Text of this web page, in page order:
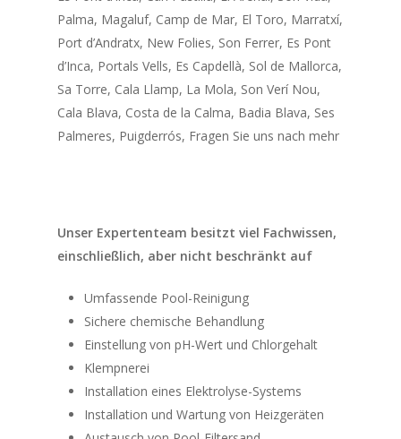
Palma, Magaluf, Camp de Mar, El Toro, Marratxí,
Port d’Andratx, New Folies, Son Ferrer, Es Pont
d’Inca, Portals Vells, Es Capdellà, Sol de Mallorca,
Sa Torre, Cala Llamp, La Mola, Son Verí Nou,
Cala Blava, Costa de la Calma, Badia Blava, Ses
Palmeres, Puigderrós, Fragen Sie uns nach mehr
Unser Expertenteam besitzt viel Fachwissen,
einschließlich, aber nicht beschränkt auf
Umfassende Pool-Reinigung
Sichere chemische Behandlung
Einstellung von pH-Wert und Chlorgehalt
Klempnerei
Installation eines Elektrolyse-Systems
Installation und Wartung von Heizgeräten
Reinigung |
auf Mallorca
Poolservice Mallorca
Gartenservice
Reparaturen &
Über Uns
Kontakt
Deutsch
English